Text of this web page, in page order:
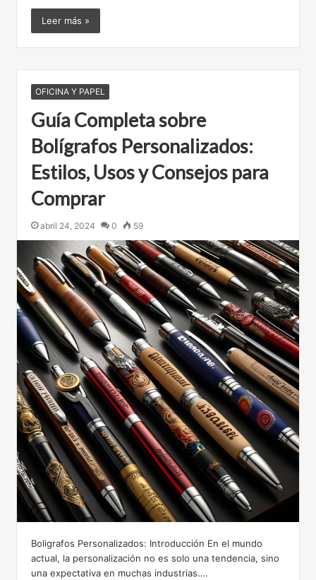
Leer más »
OFICINA Y PAPEL
Guía Completa sobre
Bolígrafos Personalizados:
Estilos, Usos y Consejos para
Comprar
abril 24, 2024 0 59
Boligrafos Personalizados: Introducción En el mundo
actual, la personalización no es solo una tendencia, sino
una expectativa en muchas industrias.…